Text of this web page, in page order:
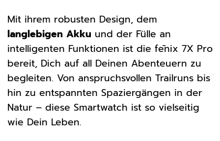
Mit ihrem robusten Design, dem
langlebigen Akku und der Fülle an
intelligenten Funktionen ist die fēnix 7X Pro
bereit, Dich auf all Deinen Abenteuern zu
begleiten. Von anspruchsvollen Trailruns bis
hin zu entspannten Spaziergängen in der
Natur – diese Smartwatch ist so vielseitig
wie Dein Leben.